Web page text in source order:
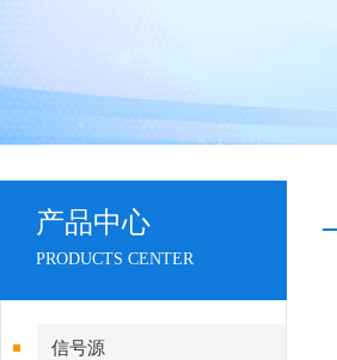
产品中心
PRODUCTS CENTER
信号源